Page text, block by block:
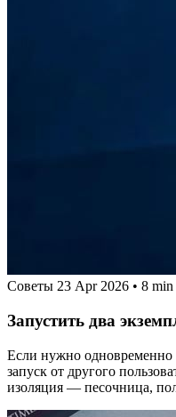
Советы 23 Apr 2026 • 8 min
Запустить два
Если нужно одновременно
запуск от другого
изоляция — песочница,